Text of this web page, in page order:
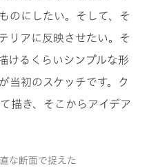
のにしたい。そして、そ
リアに反映させたい。そ
けるくらいシンプルな形
当初のスケッチです。ク
描き、そこからアイデア
な断面で捉えた